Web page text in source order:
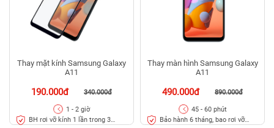
Thay mặt kính Samsung Galaxy
A11
190.000đ 340.000đ
1 - 2 giờ
BH rơi vỡ kính 1 lần trong 3
Thay màn hình Samsung Galaxy
A11
490.000đ 890.000đ
45 - 60 phút
Bảo hành 6 tháng, bao rơi vỡ